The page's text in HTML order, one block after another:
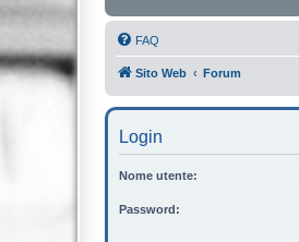
FAQ
Sito Web Forum
Login
Nome utente:
Password: